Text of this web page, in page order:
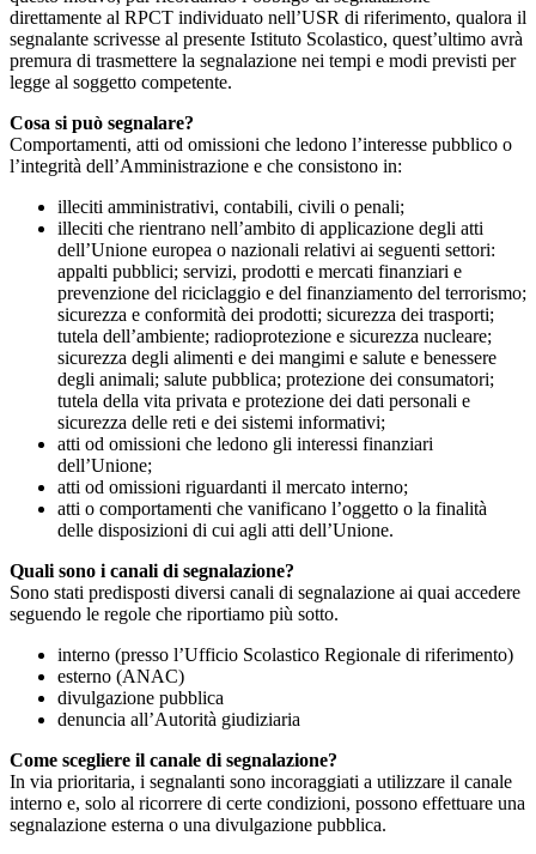
direttamente al RPCT individuato nell’USR di riferimento, qualora il
segnalante scrivesse al presente Istituto Scolastico, quest’ultimo avrà
premura di trasmettere la segnalazione nei tempi e modi previsti per
legge al soggetto competente.
Cosa si può segnalare?
Comportamenti, atti od omissioni che ledono l’interesse pubblico o
l’integrità dell’Amministrazione e che consistono in:
illeciti amministrativi, contabili, civili o penali;
illeciti che rientrano nell’ambito di applicazione degli atti
dell’Unione europea o nazionali relativi ai seguenti settori:
appalti pubblici; servizi, prodotti e mercati finanziari e
prevenzione del riciclaggio e del finanziamento del terrorismo;
sicurezza e conformità dei prodotti; sicurezza dei trasporti;
tutela dell’ambiente; radioprotezione e sicurezza nucleare;
sicurezza degli alimenti e dei mangimi e salute e benessere
degli animali; salute pubblica; protezione dei consumatori;
tutela della vita privata e protezione dei dati personali e
sicurezza delle reti e dei sistemi informativi;
atti od omissioni che ledono gli interessi finanziari
dell’Unione;
atti od omissioni riguardanti il mercato interno;
atti o comportamenti che vanificano l’oggetto o la finalità
delle disposizioni di cui agli atti dell’Unione.
Quali sono i canali di segnalazione?
Sono stati predisposti diversi canali di segnalazione ai quai accedere
seguendo le regole che riportiamo più sotto.
interno (presso l’Ufficio Scolastico Regionale di riferimento)
esterno (ANAC)
divulgazione pubblica
denuncia all’Autorità giudiziaria
Come scegliere il canale di segnalazione?
In via prioritaria, i segnalanti sono incoraggiati a utilizzare il canale
interno e, solo al ricorrere di certe condizioni, possono effettuare una
segnalazione esterna o una divulgazione pubblica.